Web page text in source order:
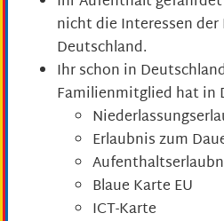
nicht die Interessen
Deutschland.
Ihr schon in
Familienmitglied hat in
Erlaubnis zum
Blaue Karte EU
ICT-Karte